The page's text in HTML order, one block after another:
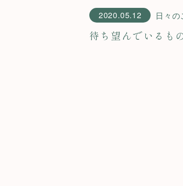
2020.05.12 日々の
待ち望んでいるも